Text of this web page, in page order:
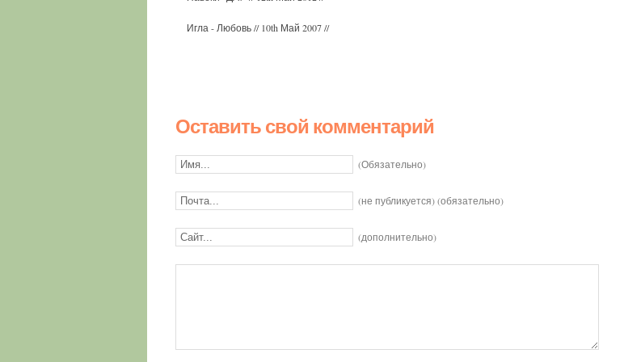
Игла - Любовь// 10th Май 2007 //
Оставить свой комментарий
(Обязательно)
(не публикуется) (обязательно)
(дополнительно)